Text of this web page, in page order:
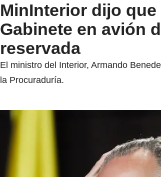
MinInterior dijo
Gabinete en avión
reservada
El ministro del Interior, Armando
la Procuraduría.